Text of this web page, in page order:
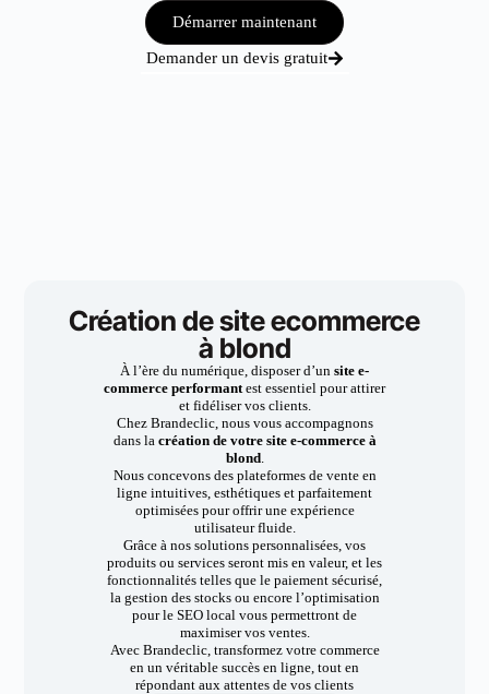
Démarrer maintenant
Demander un devis gratuit
Création de site ecommerce
à blond
À l’ère du numérique, disposer d’un site e-
commerce performantest essentiel pour attirer
et fidéliser vos clients.
Chez Brandeclic, nous vous accompagnons
dans la création de votre site e-commerce à
blond.
Nous concevons des plateformes de vente en
ligne intuitives, esthétiques et parfaitement
optimisées pour offrir une expérience
utilisateur fluide.
Grâce à nos solutions personnalisées, vos
produits ou services seront mis en valeur, et les
fonctionnalités telles que le paiement sécurisé,
la gestion des stocks ou encore l’optimisation
pour le SEO local vous permettront de
maximiser vos ventes.
Avec Brandeclic, transformez votre commerce
en un véritable succès en ligne, tout en
répondant aux attentes de vos clients